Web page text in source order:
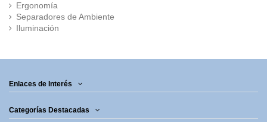
Ergonomía
Separadores de Ambiente
Iluminación
Enlaces de Interés
Categorías Destacadas